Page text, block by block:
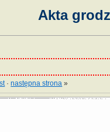
Akta
·następna strona »